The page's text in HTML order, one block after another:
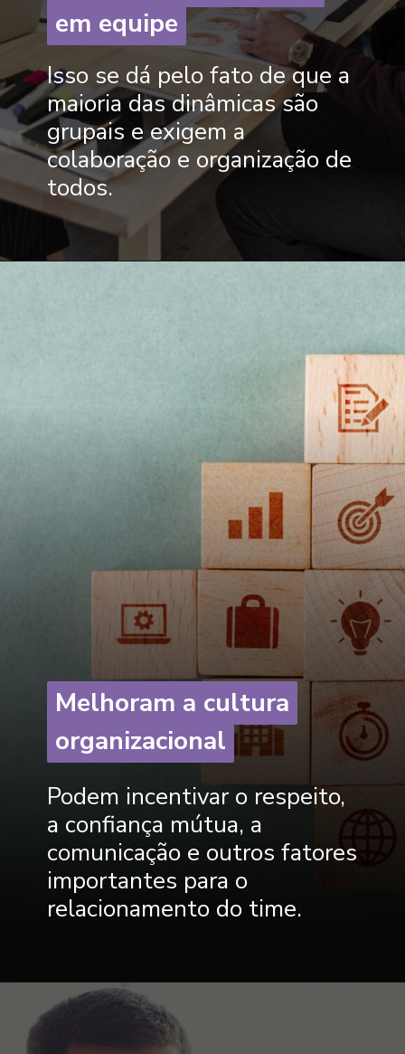
em equipe
em equipe
Isso se dá pelo fato de que a
maioria das dinâmicas são
grupais e exigem a
colaboração e organização de
todos.
Melhoram a cultura
organizacional
Melhoram a cultura
organizacional
Podem incentivar o respeito,
a confiança mútua, a
comunicação e outros fatores
importantes para o
relacionamento do time.